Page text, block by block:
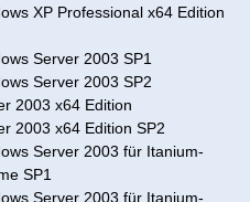
XP Professional x64 Edition
Server 2003 SP1
Server 2003 SP2
2003 x64 Edition
2003 x64 Edition SP2
Server 2003 für Itanium-
SP1
Server 2003 für Itanium-